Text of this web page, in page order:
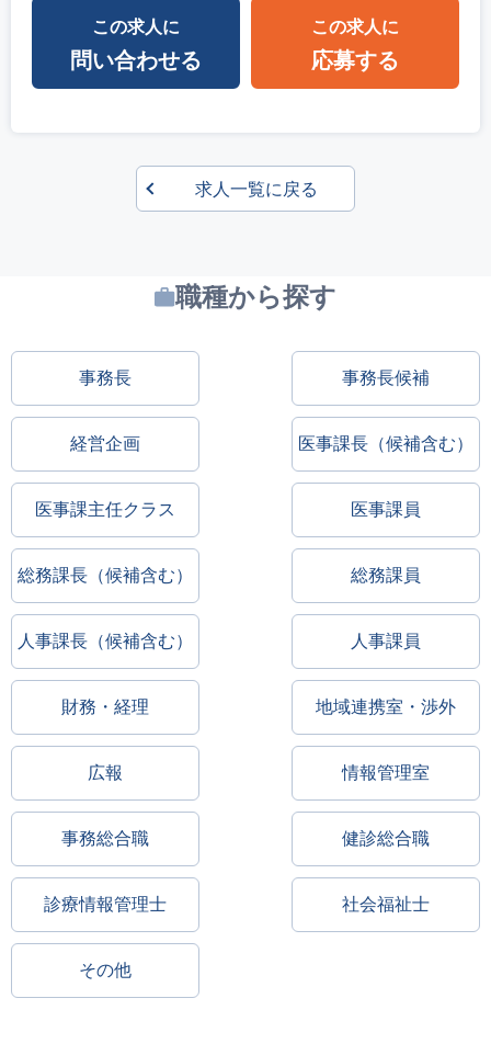
この求人に
問い合わせる
この求人に
応募する
求人一覧に戻る
職種から探す
事務長 事務長候補
経営企画 医事課長（候補含む）
医事課主任クラス 医事課員
総務課長（候補含む） 総務課員
人事課長（候補含む） 人事課員
財務・経理 地域連携室・渉外
広報 情報管理室
事務総合職 健診総合職
診療情報管理士 社会福祉士
その他